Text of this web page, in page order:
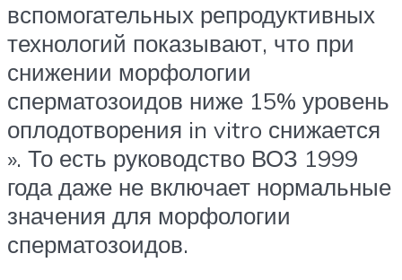
вспомогательных репродуктивных
технологий показывают, что при
снижении морфологии
сперматозоидов ниже 15% уровень
оплодотворения in vitro снижается
». То есть руководство ВОЗ 1999
года даже не включает нормальные
значения для морфологии
сперматозоидов.